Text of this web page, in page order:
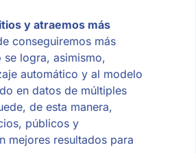
y atraemos más
conseguiremos más
se logra, asimismo,
automático y al modelo
en datos de múltiples
de esta manera,
públicos y
mejores resultados para